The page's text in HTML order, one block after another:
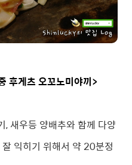
후게츠 오꼬노미야끼>
, 새우등 양배추와 함께 다양
익히기 위해서 약 20분정